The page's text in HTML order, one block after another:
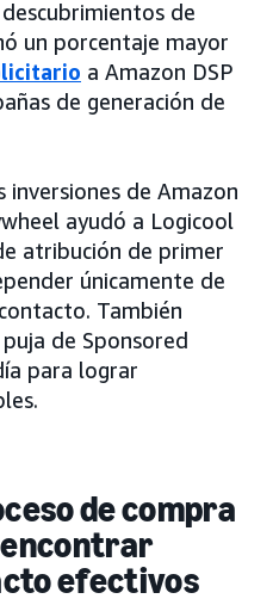
de
un porcentaje mayor
a Amazon DSP
de generación de
inversiones de Amazon
ayudó a Logicool
atribución de primer
únicamente de
También
de Sponsored
para lograr
de compra
efectivos